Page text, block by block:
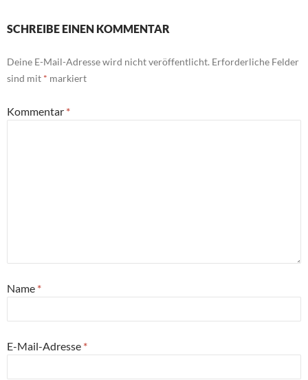
SCHREIBE EINEN KOMMENTAR
Deine E-Mail-Adresse wird nicht veröffentlicht. Erforderliche Felder
sind mit * markiert
Kommentar *
Name *
E-Mail-Adresse *